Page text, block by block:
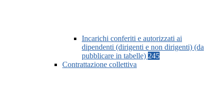
Incarichi conferiti e autorizzati ai
dipendenti (dirigenti e non dirigenti) (da
pubblicare in tabelle) 245
Contrattazione collettiva